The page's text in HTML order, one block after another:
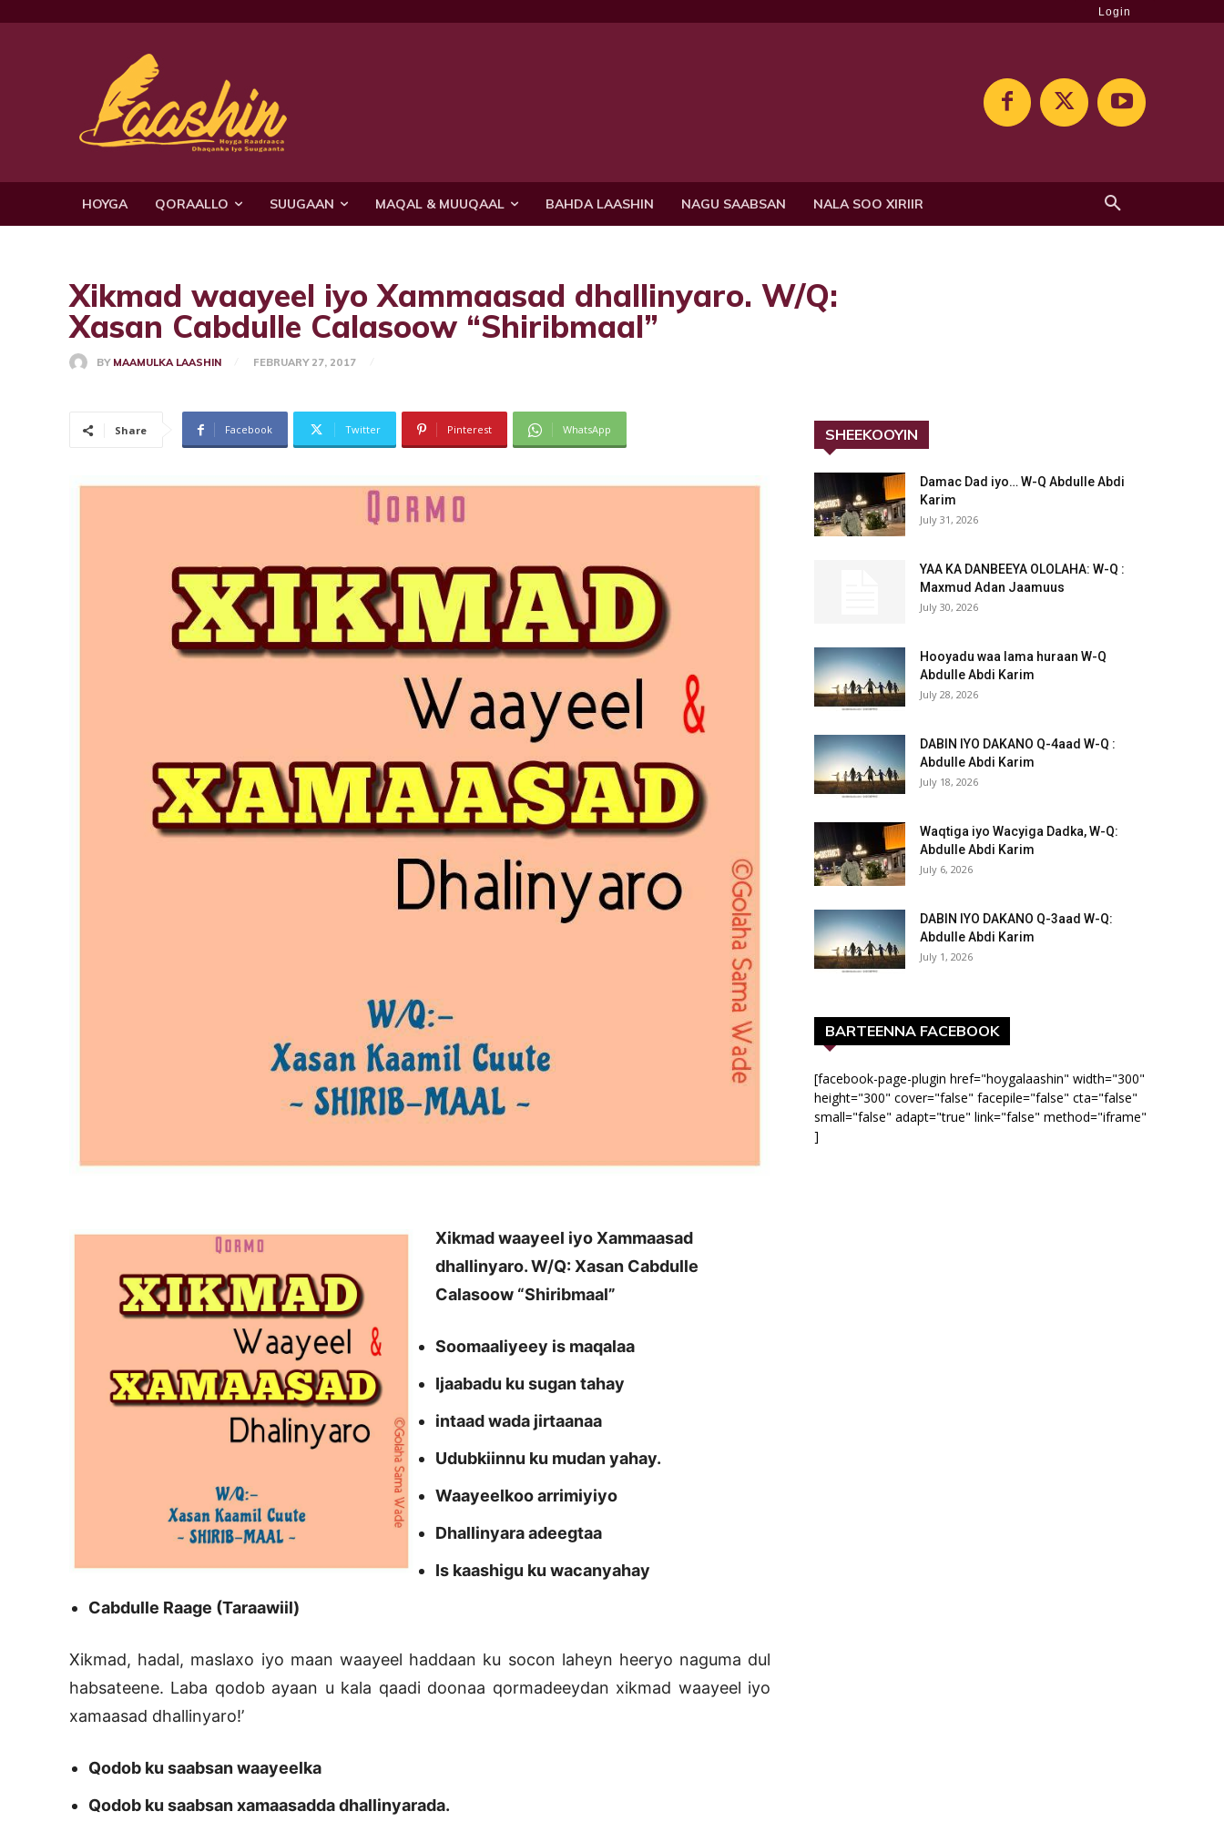
Login
HOYGA QORAALLO SUUGAAN MAQAL & MUUQAAL BAHDA LAASHIN NAGU SAABSAN NALA SOO XIRIIR
Xikmad waayeel iyo Xammaasad dhallinyaro. W/Q:
Xasan Cabdulle Calasoow “Shiribmaal”
BY MAAMULKA LAASHIN FEBRUARY 27, 2017
Share Facebook Twitter Pinterest WhatsApp
Xikmad waayeel iyo Xammaasad
dhallinyaro. W/Q: Xasan Cabdulle
Calasoow “Shiribmaal”
Soomaaliyeey is maqalaa
Ijaabadu ku sugan tahay
intaad wada jirtaanaa
Udubkiinnu ku mudan yahay.
Waayeelkoo arrimiyiyo
Dhallinyara adeegtaa
Is kaashigu ku wacanyahay
Cabdulle Raage (Taraawiil)
Xikmad, hadal, maslaxo iyo maan waayeel haddaan ku socon laheyn heeryo naguma dul
habsateene. Laba qodob ayaan u kala qaadi doonaa qormadeeydan xikmad waayeel iyo
xamaasad dhallinyaro!’
Qodob ku saabsan waayeelka
Qodob ku saabsan xamaasadda dhallinyarada.
SHEEKOOYIN
Damac Dad iyo… W-Q Abdulle Abdi
Karim
July 31, 2026
YAA KA DANBEEYA OLOLAHA: W-Q :
Maxmud Adan Jaamuus
July 30, 2026
Hooyadu waa lama huraan W-Q
Abdulle Abdi Karim
July 28, 2026
DABIN IYO DAKANO Q-4aad W-Q :
Abdulle Abdi Karim
July 18, 2026
Waqtiga iyo Wacyiga Dadka, W-Q:
Abdulle Abdi Karim
July 6, 2026
DABIN IYO DAKANO Q-3aad W-Q:
Abdulle Abdi Karim
July 1, 2026
BARTEENNA FACEBOOK
[facebook-page-plugin href="hoygalaashin" width="300"
height="300" cover="false" facepile="false" cta="false"
small="false" adapt="true" link="false" method="iframe"
]